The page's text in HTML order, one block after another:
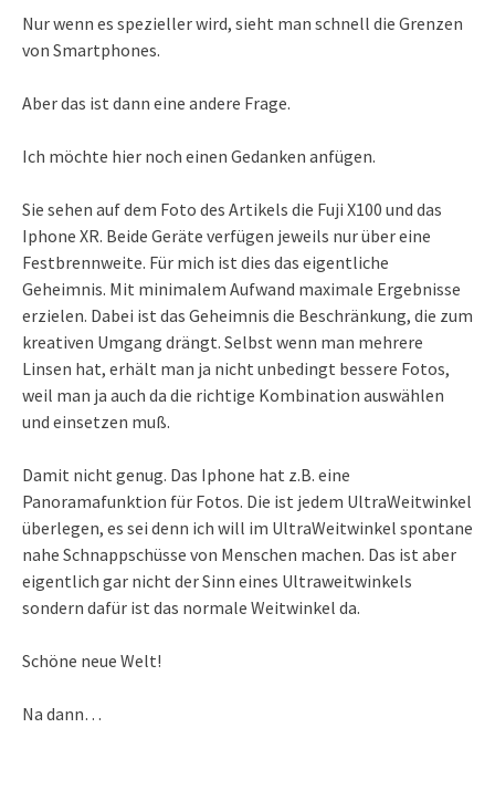
Nur wenn es spezieller wird, sieht man schnell die Grenzen
von Smartphones.
Aber das ist dann eine andere Frage.
Ich möchte hier noch einen Gedanken anfügen.
Sie sehen auf dem Foto des Artikels die Fuji X100 und das
Iphone XR. Beide Geräte verfügen jeweils nur über eine
Festbrennweite. Für mich ist dies das eigentliche
Geheimnis. Mit minimalem Aufwand maximale Ergebnisse
erzielen. Dabei ist das Geheimnis die Beschränkung, die zum
kreativen Umgang drängt. Selbst wenn man mehrere
Linsen hat, erhält man ja nicht unbedingt bessere Fotos,
weil man ja auch da die richtige Kombination auswählen
und einsetzen muß.
Damit nicht genug. Das Iphone hat z.B. eine
Panoramafunktion für Fotos. Die ist jedem UltraWeitwinkel
überlegen, es sei denn ich will im UltraWeitwinkel spontane
nahe Schnappschüsse von Menschen machen. Das ist aber
eigentlich gar nicht der Sinn eines Ultraweitwinkels
sondern dafür ist das normale Weitwinkel da.
Schöne neue Welt!
Na dann…